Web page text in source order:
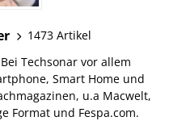
1473 Artikel
Techsonar vor allem
Smart Home und
u.a Macwelt,
Format und Fespa.com.